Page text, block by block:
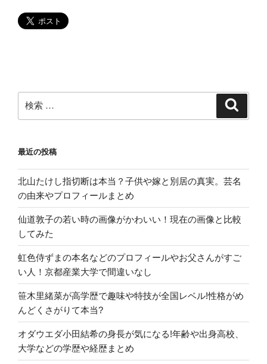
間
は?
展
も
調
査”
の
検
索:
最近の投稿
北山たけし指切断は本当？子供や嫁と別居の真実。芸名
の由来やプロフィールまとめ
仙道敦子の若い時の画像がかわいい！現在の画像と比較
してみた
虹色侍ずまの本名などのプロフィールやお父さんがすご
い人！京都産業大学で間違いなし
笹木里緒菜が高学歴で趣味や特技が全国レベル!性格がめ
んどくさがりて本当?
オダウエダ小田結希の身長が気になる!年齢や出身高校、
大学などの学歴や経歴まとめ